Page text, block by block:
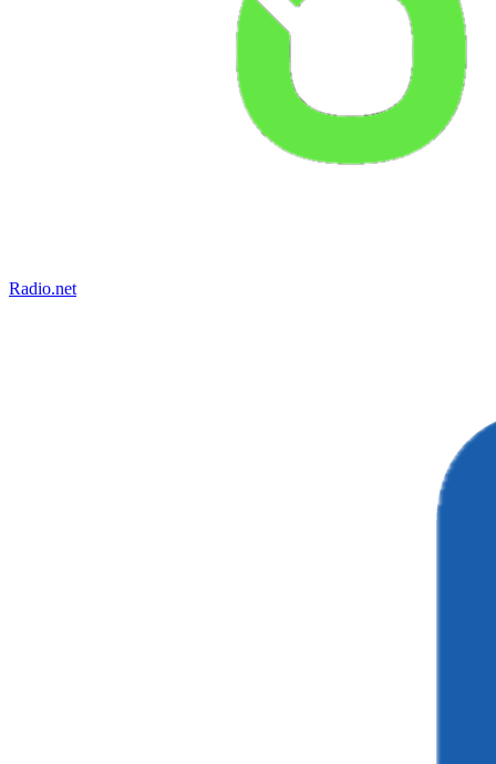
Radio.net